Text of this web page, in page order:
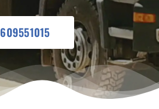
609551015